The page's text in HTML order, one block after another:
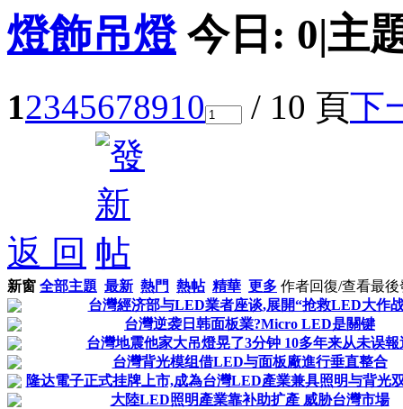
燈飾吊燈 今日: 0|主
12345678910 / 10 頁下
返 回
新窗 全部主題 最新 熱門 熱帖 精華 更多 作者回復/查看最後
台灣經济部与LED業者座谈,展開“抢救LED大作
台灣逆袭日韩面板業?Micro LED是關键
台灣地震他家大吊燈晃了3分钟 10多年来从未误報
台灣背光模组借LED与面板廠進行垂直整合
隆达電子正式挂牌上市,成為台灣LED產業兼具照明与背光
大陸LED照明產業靠补助扩產 威胁台灣市場